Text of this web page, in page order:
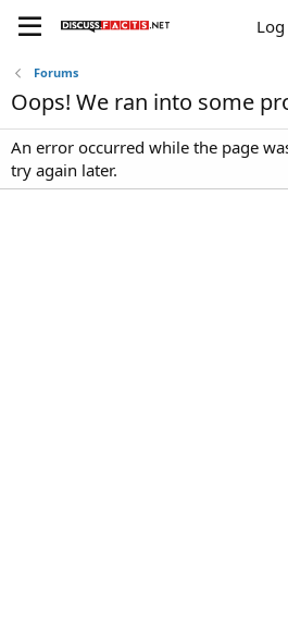
Forums
Oops! We ran into some
An error occurred while the page
try again later.